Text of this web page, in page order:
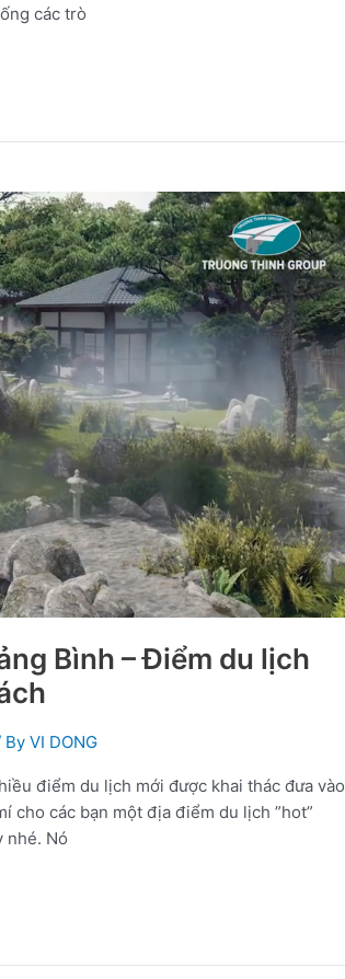
các trò
Bình – Điểm du lịch
By VI DONG
điểm du lịch mới được khai thác đưa vào
cho các bạn một địa điểm du lịch ”hot”
nhé. Nó